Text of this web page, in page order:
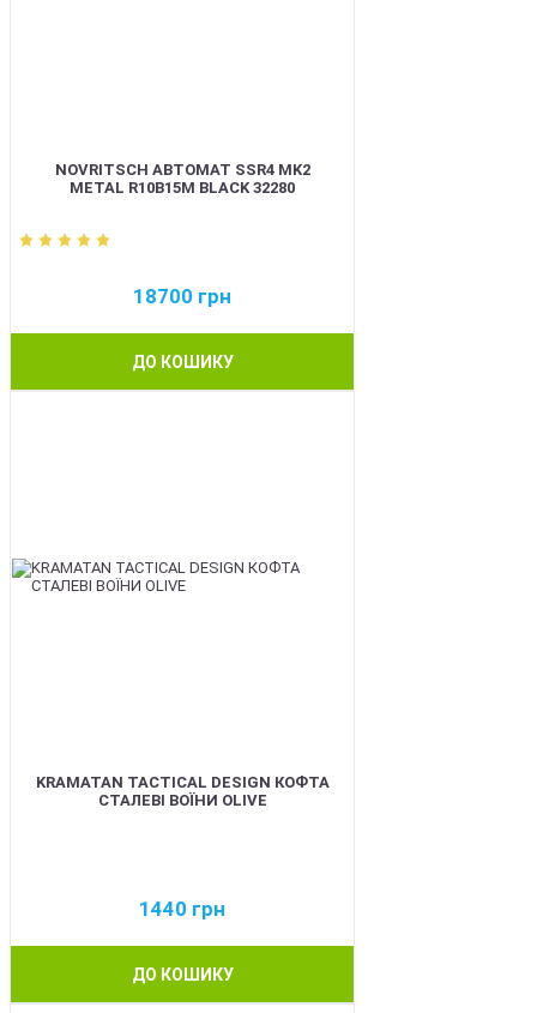
NOVRITSCH АВТОМАТ SSR4 MK2
METAL R10B15M BLACK 32280
18700 грн
ДО КОШИКУ
KRAMATAN TACTICAL DESIGN КОФТА
СТАЛЕВІ ВОЇНИ OLIVE
1440 грн
ДО КОШИКУ